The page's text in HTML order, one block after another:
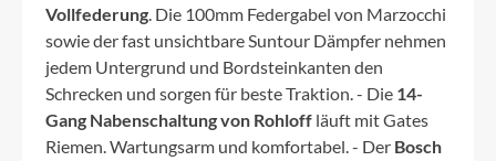
Vollfederung. Die 100mm Federgabel von Marzocchi
sowie der fast unsichtbare Suntour Dämpfer nehmen
jedem Untergrund und Bordsteinkanten den
Schrecken und sorgen für beste Traktion. - Die 14-
Gang Nabenschaltung von Rohloff läuft mit Gates
Riemen. Wartungsarm und komfortabel. - Der Bosch